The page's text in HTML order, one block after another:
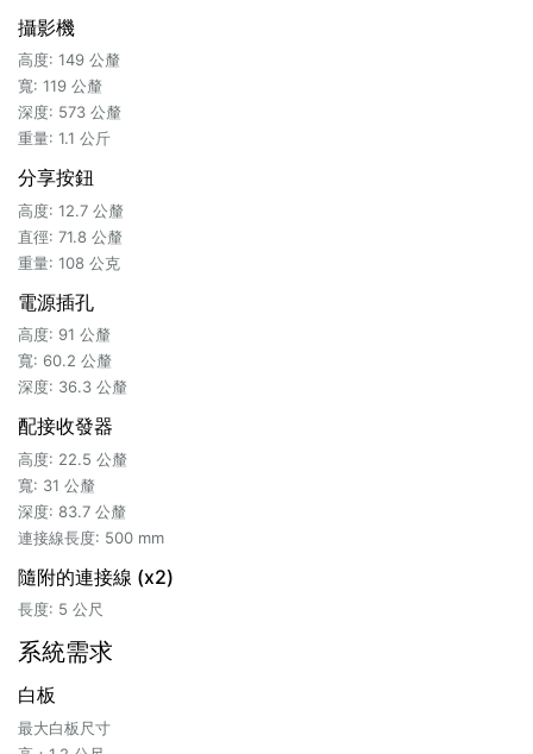
攝影機
高度: 149 公釐
寬: 119 公釐
深度: 573 公釐
重量: 1.1 公斤
分享按鈕
高度: 12.7 公釐
直徑: 71.8 公釐
重量: 108 公克
電源插孔
高度: 91 公釐
寬: 60.2 公釐
深度: 36.3 公釐
配接收發器
高度: 22.5 公釐
寬: 31 公釐
深度: 83.7 公釐
連接線長度: 500 mm
隨附的連接線 (x2)
長度: 5 公尺
系統需求
白板
最大白板尺寸